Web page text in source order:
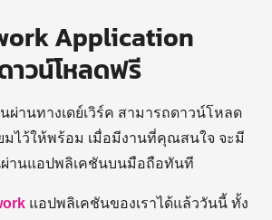
Application
าวน์โหลดฟรี
ผ่านทางเดย์เวิร์ค สามารถดาวน์โหลด
มไว้ให้พร้อม เมื่อมีงานที่คุณสนใจ จะมี
ผ่านแอปพลิเคชันบนมือถือทันที
แอปพลิเคชันของเราได้แล้ววันนี้ ทั้ง